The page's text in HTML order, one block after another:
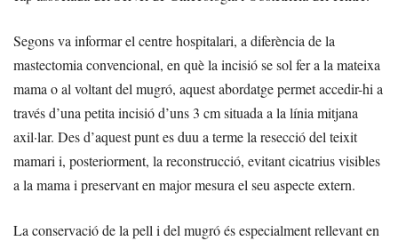
Segons va informar el centre hospitalari, a diferència de la
mastectomia convencional, en què la incisió se sol fer a la mateixa
mama o al voltant del mugró, aquest abordatge permet accedir-hi a
través d’una petita incisió d’uns 3 cm situada a la línia mitjana
axil·lar. Des d’aquest punt es duu a terme la resecció del teixit
mamari i, posteriorment, la reconstrucció, evitant cicatrius visibles
a la mama i preservant en major mesura el seu aspecte extern.
La conservació de la pell i del mugró és especialment rellevant en